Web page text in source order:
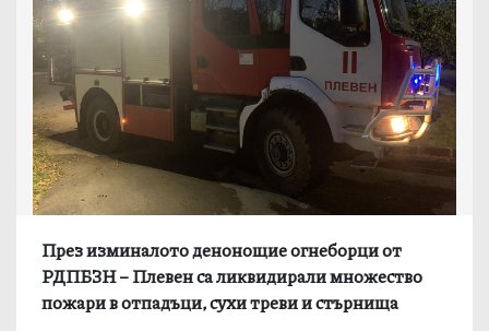
През изминалото денонощие огнеборци от
РДПБЗН – Плевен са ликвидирали множество
пожари в отпадъци, сухи треви и стърнища